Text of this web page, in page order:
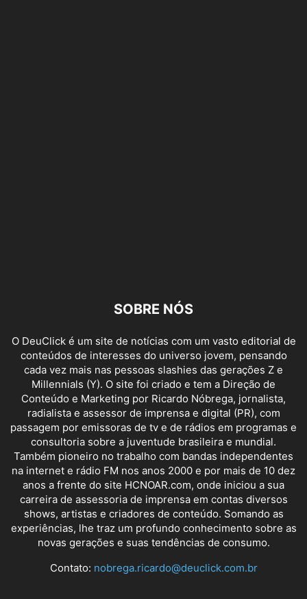
SOBRE NÓS
O DeuClick é um site de notícias com um vasto editorial de
conteúdos de interesses do universo jovem, pensando
cada vez mais nas pessoas slashies das gerações Z e
Millennials (Y). O site foi criado e tem a Direção de
Conteúdo e Marketing por Ricardo Nóbrega, jornalista,
radialista e assessor de imprensa e digital (PR), com
passagem por emissoras de tv e de rádios em programas e
consultoria sobre a juventude brasileira e mundial.
Também pioneiro no trabalho com bandas independentes
na internet e rádio FM nos anos 2000 e por mais de 10 dez
anos a frente do site HCNOAR.com, onde iniciou a sua
carreira de assessoria de imprensa em contas diversos
shows, artistas e criadores de conteúdo. Somando as
experiências, lhe traz um profundo conhecimento sobre as
novas gerações e suas tendências de consumo.
Contato: nobrega.ricardo@deuclick.com.br